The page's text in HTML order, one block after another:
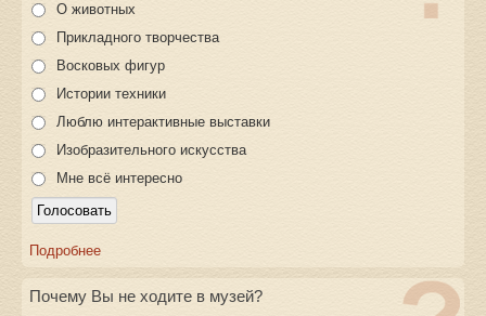
О животных
Прикладного творчества
Восковых фигур
Истории техники
Люблю интерактивные выставки
Изобразительного искусства
Мне всё интересно
Подробнее
Почему Вы не ходите в музей?